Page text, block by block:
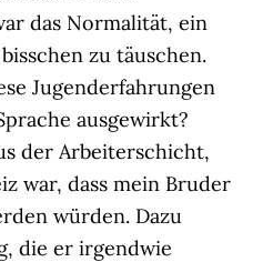
das Normalität, ein
zu täuschen.
Jugenderfahrungen
ausgewirkt?
der Arbeiterschicht,
war, dass mein Bruder
würden. Dazu
die er irgendwie